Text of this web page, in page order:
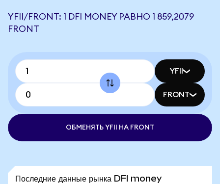
YFII/FRONT: 1 DFI MONEY РАВНО 1 859,2079
FRONT
YFII
FRONT
ОБМЕНЯТЬ YFII НА FRONT
Последние данные рынка DFI money